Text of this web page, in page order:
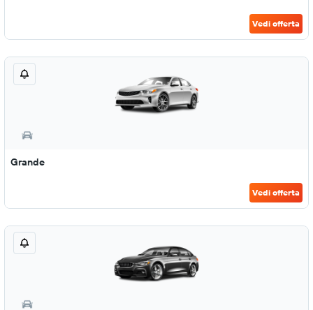
Vedi offerta
Grande
Vedi offerta